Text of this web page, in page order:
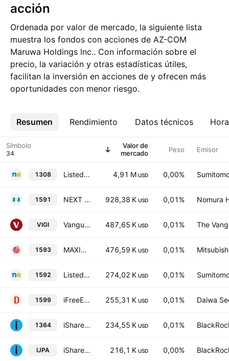
acción
Ordenada por valor de mercado, la siguiente lista
muestra los fondos con acciones de AZ-COM
Maruwa Holdings Inc.. Con información sobre el
precio, la variación y otras estadísticas útiles,
facilitan la inversión en acciones de y ofrecen más
oportunidades con menor riesgo.
Resumen Rendimiento Datos técnicos
Más
Símbolo
Valor de
mercado
Peso Emisor
1308 Listed Index Fund TOPIX 4,91 M USD 0,00%
1591 NEXT FUNDS JPX-Nikkei Index 400 ETF 928,38 K USD 0,01% Nomura
VIGI Vanguard International Dividend Appreciation ETF 487,65 K USD 0,01% The
1593 MAXIS JPX-Nikkei Index 400 ETF 476,59 K USD 0,01%
1592 Listed Index Fund JPX-Nikkei Index 400 ETF 274,02 K USD 0,01%
1599 iFreeETF JPX-Nikkei400 255,31 K USD 0,01% Daiwa
1364 iShares JPX-Nikkei 400 ETF (Japan) 234,55 K USD 0,01%
IJPA iShares Core MSCI Japan IMI UCITS ETF 216,1 K USD 0,00%